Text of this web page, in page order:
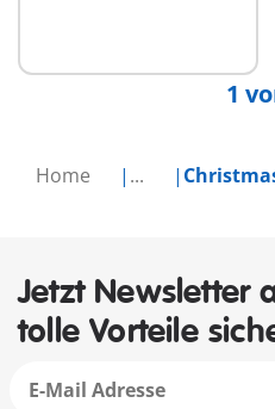
Home ...
1
Jetzt Newsletter
tolle Vorteile